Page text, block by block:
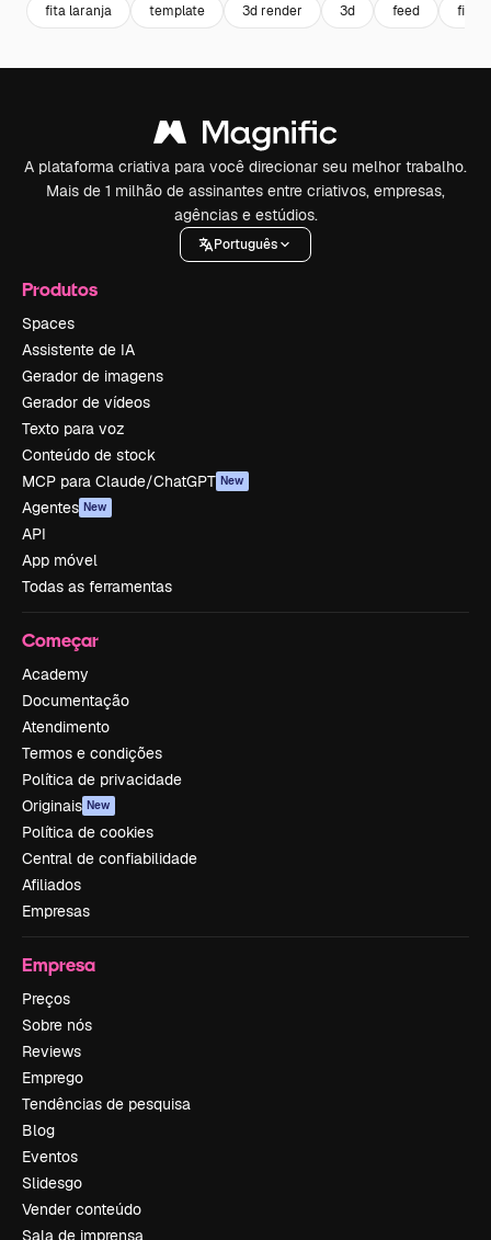
fita laranja template 3d render 3d feed fita
A plataforma criativa para você direcionar seu melhor trabalho.
Mais de 1 milhão de assinantes entre criativos, empresas,
agências e estúdios.
Português
Produtos
Spaces
Assistente de IA
Gerador de imagens
Gerador de vídeos
Texto para voz
Conteúdo de stock
MCP para Claude/ChatGPT New
Agentes New
API
App móvel
Todas as ferramentas
Começar
Academy
Documentação
Atendimento
Termos e condições
Política de privacidade
Originais New
Política de cookies
Central de confiabilidade
Afiliados
Empresas
Empresa
Preços
Sobre nós
Reviews
Emprego
Tendências de pesquisa
Blog
Eventos
Slidesgo
Vender conteúdo
Sala de imprensa